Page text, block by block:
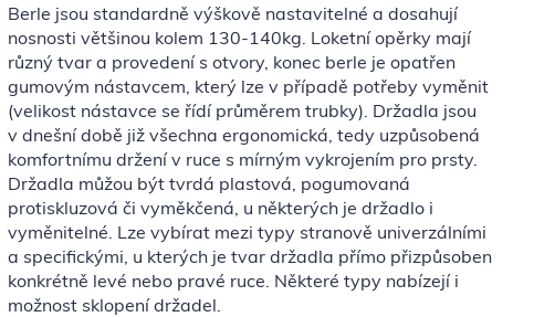
Berle jsou standardně výškově nastavitelné a dosahují
nosnosti většinou kolem 130-140kg. Loketní opěrky mají
různý tvar a provedení s otvory, konec berle je opatřen
gumovým nástavcem, který lze v případě potřeby vyměnit
(velikost nástavce se řídí průměrem trubky). Držadla jsou
v dnešní době již všechna ergonomická, tedy uzpůsobená
komfortnímu držení v ruce s mírným vykrojením pro prsty.
Držadla můžou být tvrdá plastová, pogumovaná
protiskluzová či vyměkčená, u některých je držadlo i
vyměnitelné. Lze vybírat mezi typy stranově univerzálními
a specifickými, u kterých je tvar držadla přímo přizpůsoben
konkrétně levé nebo pravé ruce. Některé typy nabízejí i
možnost sklopení držadel.